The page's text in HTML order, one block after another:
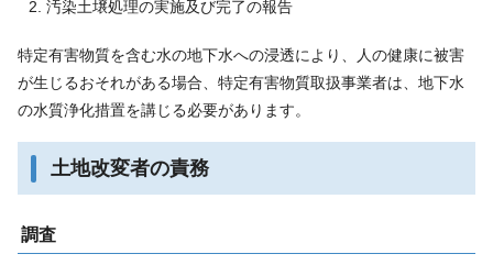
汚染土壌処理の実施及び完了の報告
特定有害物質を含む水の地下水への浸透により、人の健康に被害
が生じるおそれがある場合、特定有害物質取扱事業者は、地下水
の水質浄化措置を講じる必要があります。
土地改変者の責務
調査